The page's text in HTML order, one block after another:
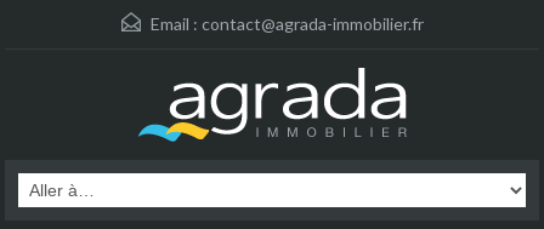
Email : contact@agrada-immobilier.fr